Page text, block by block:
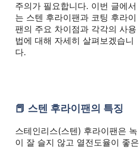
주의가 필요합니다. 이번 글에서
는 스텐 후라이팬과 코팅 후라이
팬의 주요 차이점과 각각의 사용
법에 대해 자세히 살펴보겠습니
다.
스텐 후라이팬의 특징
스테인리스(스텐) 후라이팬은 녹
이 잘 슬지 않고 열전도율이 좋은